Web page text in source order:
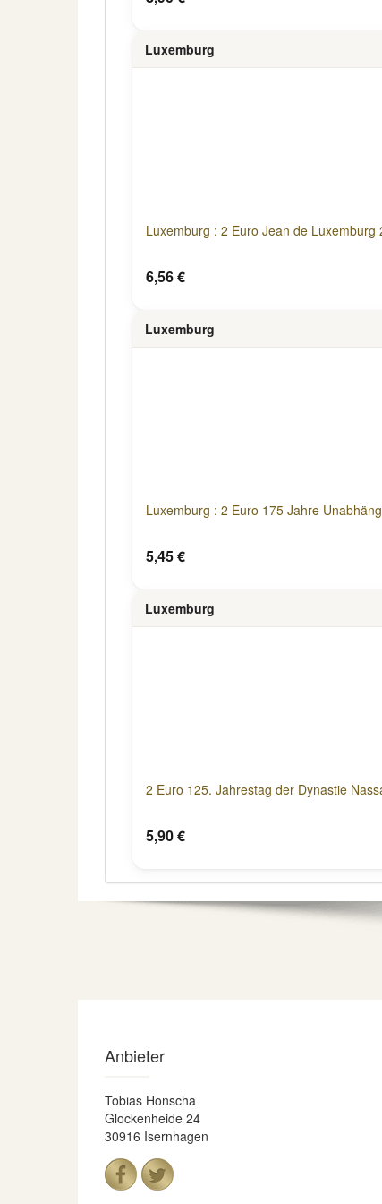
Luxemburg
Luxemburg : 2 Euro Jean de Luxemburg
6,56 €
Luxemburg
Luxemburg : 2 Euro 175 Jahre
5,45 €
Luxemburg
2 Euro 125. Jahrestag der Dynastie
5,90 €
Anbieter
Tobias Honscha
Glockenheide 24
30916 Isernhagen